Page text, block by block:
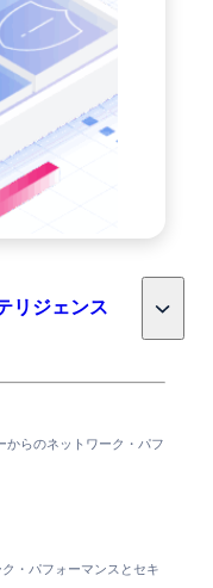
リジェンス
からのネットワーク・パフ
・パフォーマンスとセキ